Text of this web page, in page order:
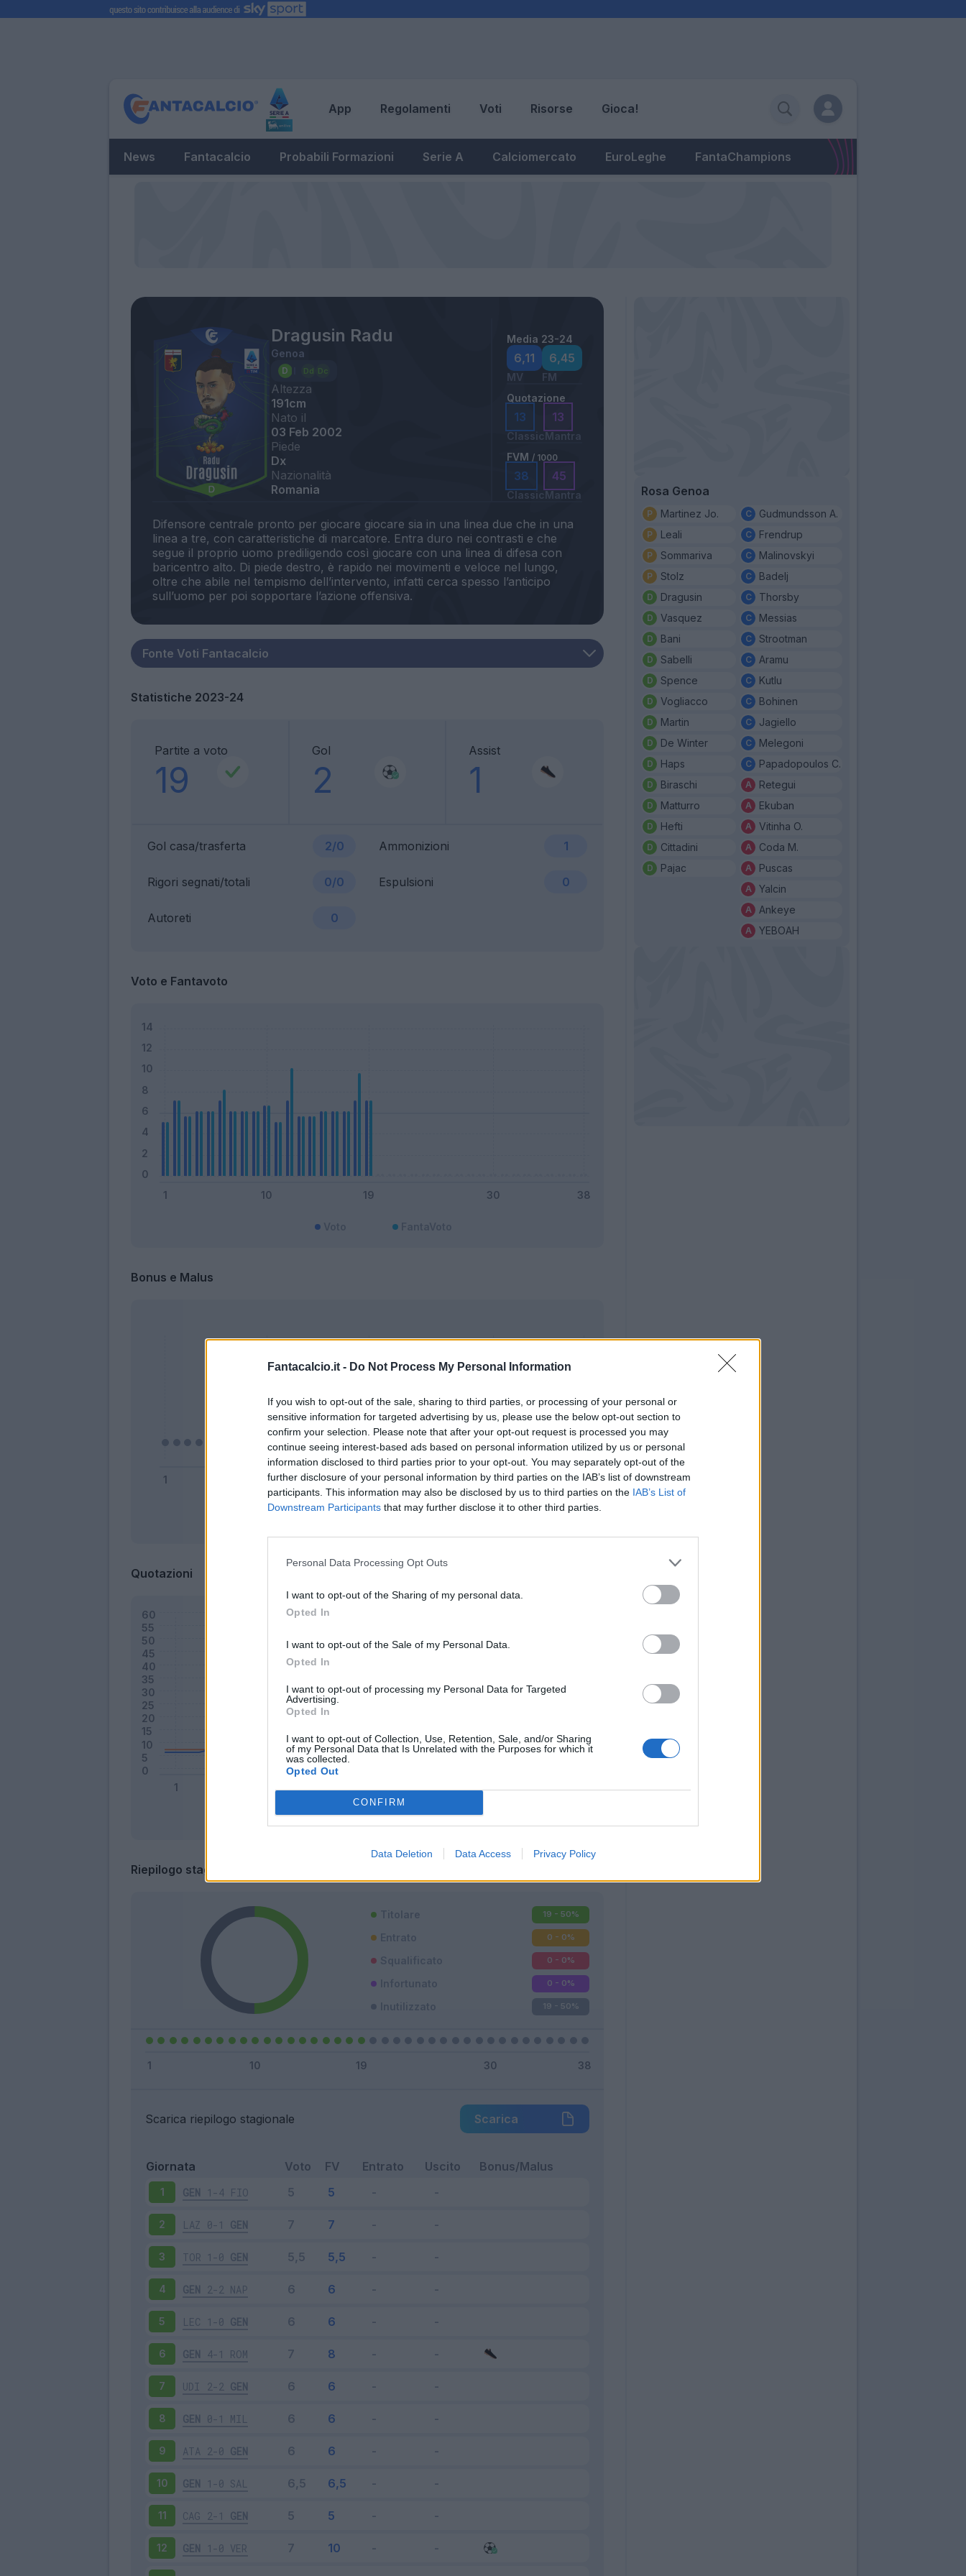
Fantacalcio.it - Do Not Process My Personal Information
If you wish to opt-out of the sale, sharing to third parties, or processing of your personal or
sensitive information for targeted advertising by us, please use the below opt-out section to
confirm your selection. Please note that after your opt-out request is processed you may
continue seeing interest-based ads based on personal information utilized by us or personal
information disclosed to third parties prior to your opt-out. You may separately opt-out of the
further disclosure of your personal information by third parties on the IAB’s list of downstream
participants. This information may also be disclosed by us to third parties on the IAB’s List of
Downstream Participants that may further disclose it to other third parties.
Personal Data Processing Opt Outs
I want to opt-out of the Sharing of my personal data.
Opted In
I want to opt-out of the Sale of my Personal Data.
Opted In
I want to opt-out of processing my Personal Data for Targeted
Advertising.
Opted In
I want to opt-out of Collection, Use, Retention, Sale, and/or Sharing
of my Personal Data that Is Unrelated with the Purposes for which it
was collected.
Opted Out
CONFIRM
Data Deletion Data Access Privacy Policy
App Regolamenti Voti Risorse Gioca!
News Fantacalcio Probabili Formazioni Serie A Calciomercato EuroLeghe FantaChampions
Dragusin Radu
Genoa
Altezza
191cm
Nato il
03 Feb 2002
Piede
Dx
Nazionalità
Romania
Media 23-24
6,11
MV
6,45
FM
Quotazione
13
Classic
13
Mantra
FVM / 1000
38
Classic
45
Mantra
Difensore centrale pronto per giocare giocare sia in una linea due che in una
linea a tre, con caratteristiche di marcatore. Entra duro nei contrasti e che
segue il proprio uomo prediligendo così giocare con una linea di difesa con
baricentro alto. Di piede destro, è rapido nei movimenti e veloce nel lungo,
oltre che abile nel tempismo dell’intervento, infatti cerca spesso l’anticipo
Statistiche 2023-24
Partite a voto
19
Gol
2
Assist
1
Gol casa/trasferta 2/0 Ammonizioni 1
Rigori segnati/totali 0/0 Espulsioni 0
Autoreti 0
Voto e Fantavoto
Bonus e Malus
Quotazioni
Classic Mantra
Riepilogo stagione
Titolare 19 - 50%
Entrato 0 - 0%
Squalificato 0 - 0%
Infortunato 0 - 0%
Inutilizzato 19 - 50%
Scarica riepilogo stagionale Scarica
Giornata Voto FV Entrato Uscito Bonus/Malus
1 GEN 1-4 FIO
2 LAZ 0-1 GEN
3 TOR 1-0 GEN
4 GEN 2-2 NAP
5 LEC 1-0 GEN
6 GEN 4-1 ROM
7 UDI 2-2 GEN
8 GEN 0-1 MIL
9 ATA 2-0 GEN
10 GEN 1-0 SAL
11 CAG 2-1 GEN
12 GEN 1-0 VER
Rosa Genoa
Martinez Jo.
Leali
Sommariva
Stolz
Dragusin
Vasquez
Bani
Sabelli
Spence
Vogliacco
Martin
De Winter
Haps
Biraschi
Matturro
Hefti
Cittadini
Pajac
Gudmundsson A.
Frendrup
Malinovskyi
Badelj
Thorsby
Messias
Strootman
Aramu
Kutlu
Bohinen
Jagiello
Melegoni
Papadopoulos C.
Retegui
Ekuban
Vitinha O.
Coda M.
Puscas
Yalcin
Ankeye
YEBOAH